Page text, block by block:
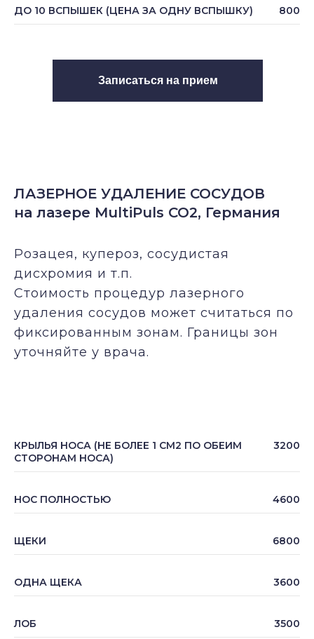
ДО 10 ВСПЫШЕК (ЦЕНА ЗА ОДНУ ВСПЫШКУ) 800
Записаться на прием
ЛАЗЕРНОЕ УДАЛЕНИЕ СОСУДОВ
на лазере MultiPuls CO2, Германия
Розацея, купероз, сосудистая
дисхромия и т.п.
Стоимость процедур лазерного
удаления сосудов может считаться по
фиксированным зонам. Границы зон
уточняйте у врача.
КРЫЛЬЯ НОСА (НЕ БОЛЕЕ 1 СМ2 ПО ОБЕИМ
СТОРОНАМ НОСА)
3200
НОС ПОЛНОСТЬЮ 4600
ЩЕКИ 6800
ОДНА ЩЕКА 3600
ЛОБ 3500